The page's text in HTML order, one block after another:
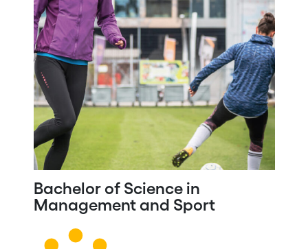
Bachelor of Science in
Management and Sport